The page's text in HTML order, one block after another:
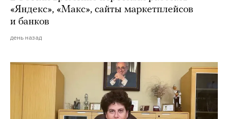
«Яндекс», «Макс», сайты маркетплейсов
и банков
день назад